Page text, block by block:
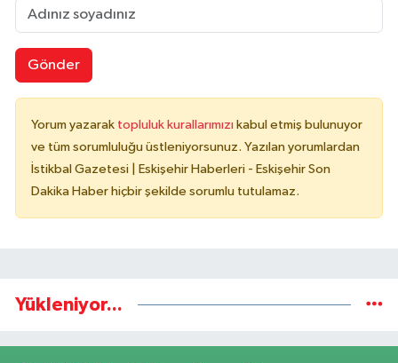
Gönder
Yorum yazarak topluluk kurallarımızı kabul etmiş bulunuyor
ve tüm sorumluluğu üstleniyorsunuz. Yazılan yorumlardan
İstikbal Gazetesi | Eskişehir Haberleri - Eskişehir Son
Dakika Haber hiçbir şekilde sorumlu tutulamaz.
Yükleniyor...